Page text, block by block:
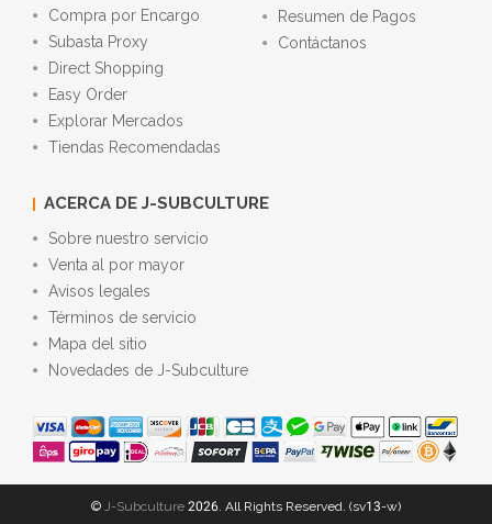
Compra por Encargo
Subasta Proxy
Direct Shopping
Easy Order
Explorar Mercados
Tiendas Recomendadas
Resumen de Pagos
Contáctanos
ACERCA DE J-SUBCULTURE
Sobre nuestro servicio
Venta al por mayor
Avisos legales
Términos de servicio
Mapa del sitio
Novedades de J-Subculture
© J-Subculture 2026. All Rights Reserved. (sv13-w)